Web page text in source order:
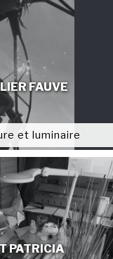
FAUVE
et luminaire
PATRICIA